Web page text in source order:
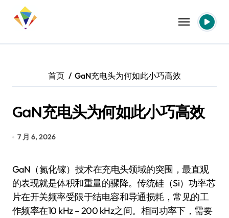
首页 GaN充电头为何如此小巧高效
GaN充电头为何如此小巧高效
7 月 6, 2026
GaN（氮化镓）技术在充电头领域的突围，最直观
的表现就是体积和重量的骤降。传统硅（Si）功率芯
片在开关频率受限于结电容和导通损耗，常见的工
作频率在10 kHz – 200 kHz之间。相同功率下，需要